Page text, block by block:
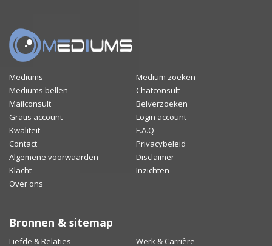
Mediums
Medium zoeken
Mediums bellen
Chatconsult
Mailconsult
Belverzoeken
Gratis account
Login account
Kwaliteit
F.A.Q
Contact
Privacybeleid
Algemene voorwaarden
Disclaimer
Klacht
Inzichten
Over ons
Bronnen & sitemap
Liefde & Relaties Werk & Carrière